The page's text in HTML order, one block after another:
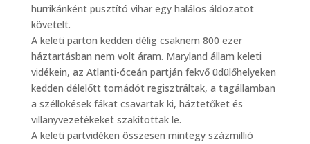
hurrikánként pusztító vihar egy halálos áldozatot
követelt.
A keleti parton kedden délig csaknem 800 ezer
háztartásban nem volt áram. Maryland állam keleti
vidékein, az Atlanti-óceán partján fekvő üdülőhelyeken
kedden délelőtt tornádót regisztráltak, a tagállamban
a széllökések fákat csavartak ki, háztetőket és
villanyvezetékeket szakítottak le.
A keleti partvidéken összesen mintegy százmillió